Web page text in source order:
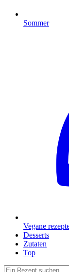
Sommer
Vegane
Desserts
Zutaten
Top